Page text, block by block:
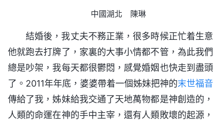
中國湖北 陳琳
結婚後，我丈夫不務正業，很多時候正忙着生意
他就跑去打牌了，家裏的大事小情都不管，為此我們
總是吵架，我每天都很鬱悶，感覺婚姻也快走到盡頭
了。2011年年底，婆婆帶着一個姊妹把神的末世福音
傳給了我，姊妹給我交通了天地萬物都是神創造的，
人類的命運在神的手中主宰，還有人類敗壞的起源，